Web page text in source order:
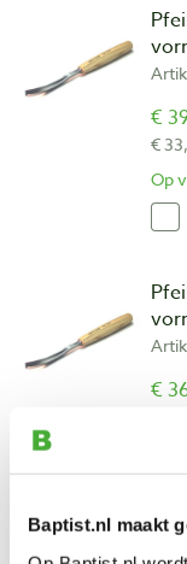
Baptist.nl maakt
€
€
Op
€